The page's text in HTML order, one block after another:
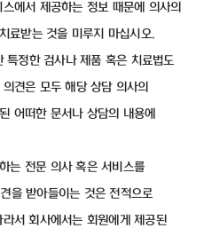
에서 제공하는 정보 때문에 의사의
료받는 것을 미루지 마십시오.
특정한 검사나 제품 혹은 치료법도
견은 모두 해당 상담 의사의
어떠한 문서나 상담의 내용에
는 전문 의사 혹은 서비스를
을 받아들이는 것은 전적으로
서 회사에서는 회원에게 제공된